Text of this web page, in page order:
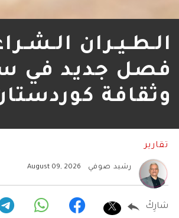
الـطـيـران
فصل جديد في
وثقافة
تقارير
رشيد صوفي August 09, 2026
شارِكْ